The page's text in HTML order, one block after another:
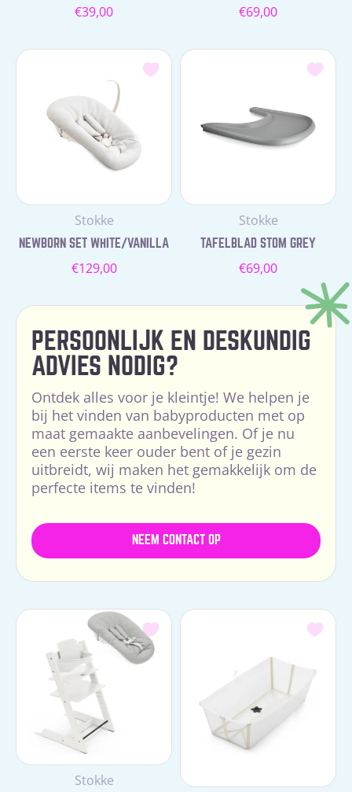
Normale
€39,00
Normale
€69,00
Leverancier:
Stokke
NEWBORN SET WHITE/VANILLA
Normale
€129,00
Leverancier:
Stokke
TAFELBLAD STOM GREY
Normale
€69,00
PERSOONLIJK EN DESKUNDIG
ADVIES NODIG?
Ontdek alles voor je kleintje! We helpen je
bij het vinden van babyproducten met op
maat gemaakte aanbevelingen. Of je nu
een eerste keer ouder bent of je gezin
uitbreidt, wij maken het gemakkelijk om de
perfecte items te vinden!
NEEM CONTACT OP
Leverancier:
Stokke